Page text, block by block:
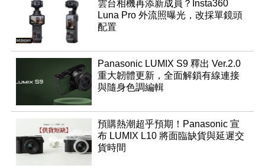
雲台相機再添新成員？Insta360
Luna Pro 外流照曝光，改採單鏡頭
配置
Panasonic LUMIX S9 釋出 Ver.2.0
重大韌體更新，全面解鎖有線連接
與隨身色調編輯
預購熱潮超乎預期！Panasonic 宣
布 LUMIX L10 將面臨缺貨與延遲交
貨時間